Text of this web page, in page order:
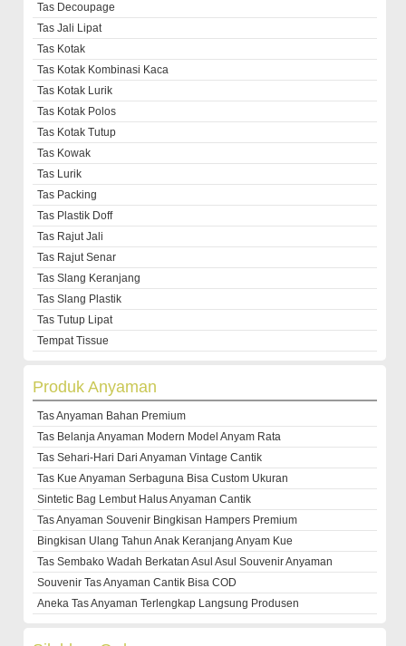
Tas Decoupage
Tas Jali Lipat
Tas Kotak
Tas Kotak Kombinasi Kaca
Tas Kotak Lurik
Tas Kotak Polos
Tas Kotak Tutup
Tas Kowak
Tas Lurik
Tas Packing
Tas Plastik Doff
Tas Rajut Jali
Tas Rajut Senar
Tas Slang Keranjang
Tas Slang Plastik
Tas Tutup Lipat
Tempat Tissue
Produk Anyaman
Tas Anyaman Bahan Premium
Tas Belanja Anyaman Modern Model Anyam Rata
Tas Sehari-Hari Dari Anyaman Vintage Cantik
Tas Kue Anyaman Serbaguna Bisa Custom Ukuran
Sintetic Bag Lembut Halus Anyaman Cantik
Tas Anyaman Souvenir Bingkisan Hampers Premium
Bingkisan Ulang Tahun Anak Keranjang Anyam Kue
Tas Sembako Wadah Berkatan Asul Asul Souvenir Anyaman
Souvenir Tas Anyaman Cantik Bisa COD
Aneka Tas Anyaman Terlengkap Langsung Produsen